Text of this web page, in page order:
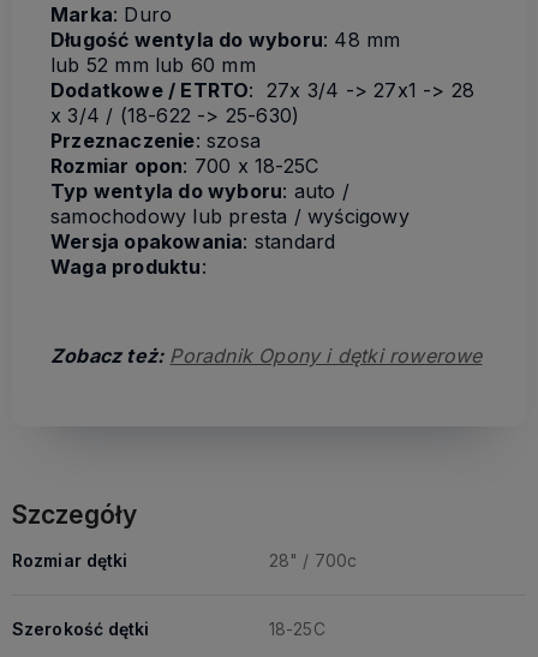
Marka: Duro
Długość wentyla do wyboru: 48 mm
lub 52 mm lub 60 mm
Dodatkowe / ETRTO: 27x 3/4 -> 27x1 -> 28
x 3/4 / (18-622 -> 25-630)
Przeznaczenie: szosa
Rozmiar opon: 700 x 18-25C
Typ wentyla do wyboru: auto /
samochodowy lub presta / wyścigowy
Wersja opakowania: standard
Waga produktu:
Zobacz też: Poradnik Opony i dętki rowerowe
Szczegóły
Rozmiar dętki 28" / 700c
Szerokość dętki 18-25C